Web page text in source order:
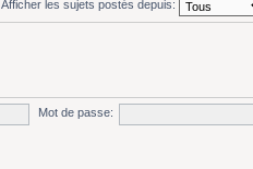
Afficher les sujets postés depuis:
Mot de passe: